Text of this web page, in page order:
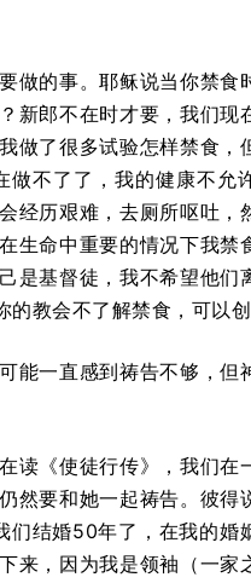
做的事。耶稣说当你禁食
新郎不在时才要，我们现
做了很多试验怎样禁食，
不了了，我的健康不允
经历艰难，去厕所呕吐，
生命中重要的情况下我禁
是基督徒，我不希望他们
教会不了解禁食，可以创
能一直感到祷告不够，但
读《使徒行传》，我们在
然要和她一起祷告。彼得
结婚50年了，在我的婚
来，因为我是领袖（一家